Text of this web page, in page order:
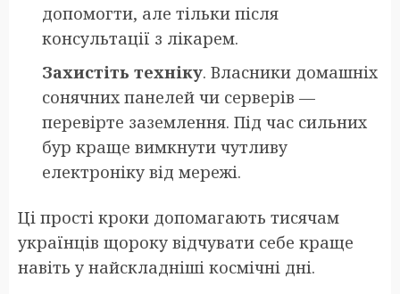
допомогти, але тільки після
консультації з лікарем.
Захистіть техніку. Власники домашніх
сонячних панелей чи серверів —
перевірте заземлення. Під час сильних
бур краще вимкнути чутливу
електроніку від мережі.
Ці прості кроки допомагають тисячам
українців щороку відчувати себе краще
навіть у найскладніші космічні дні.